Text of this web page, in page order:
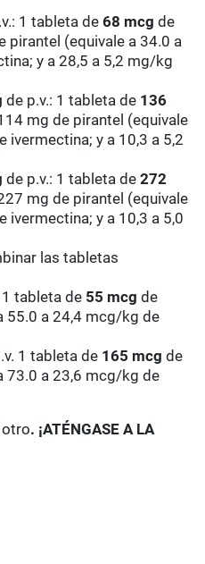
1 tableta de68 mcg de
pirantel (equivale a 34.0 a
y a 28,5 a 5,2 mg/kg
de p.v.: 1 tableta de 136
mg de pirantel (equivale
ivermectina; y a 10,3 a 5,2
de p.v.: 1 tableta de272
mg de pirantel (equivale
ivermectina; y a 10,3 a 5,0
las tabletas
tableta de 55 mcg de
55.0 a 24,4 mcg/kg de
1 tableta de 165 mcg de
73.0 a 23,6 mcg/kg de
otro. ¡ATÉNGASE A LA